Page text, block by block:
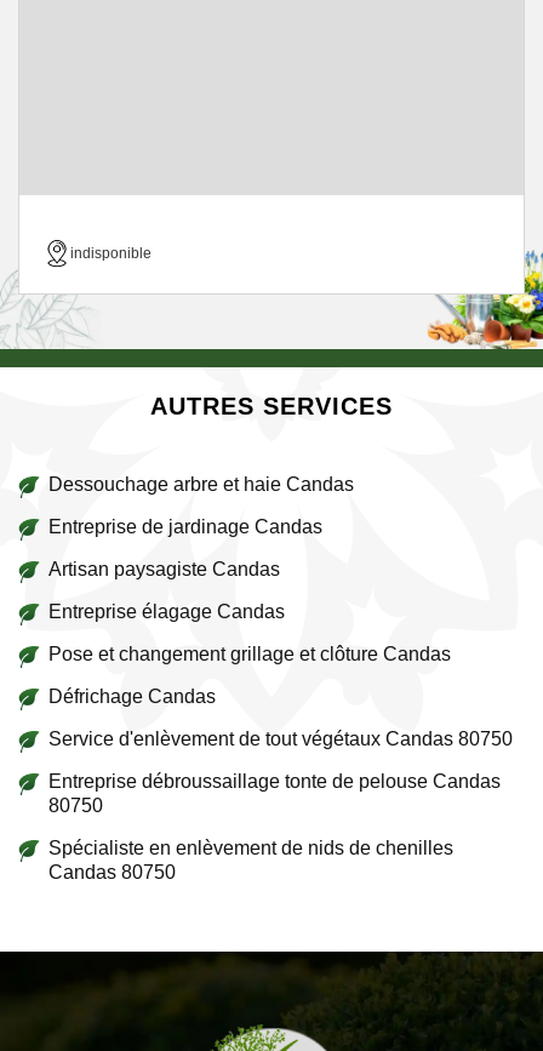
indisponible
AUTRES SERVICES
Dessouchage arbre et haie Candas
Entreprise de jardinage Candas
Artisan paysagiste Candas
Entreprise élagage Candas
Pose et changement grillage et clôture Candas
Défrichage Candas
Service d'enlèvement de tout végétaux Candas 80750
Entreprise débroussaillage tonte de pelouse Candas
80750
Spécialiste en enlèvement de nids de chenilles
Candas 80750